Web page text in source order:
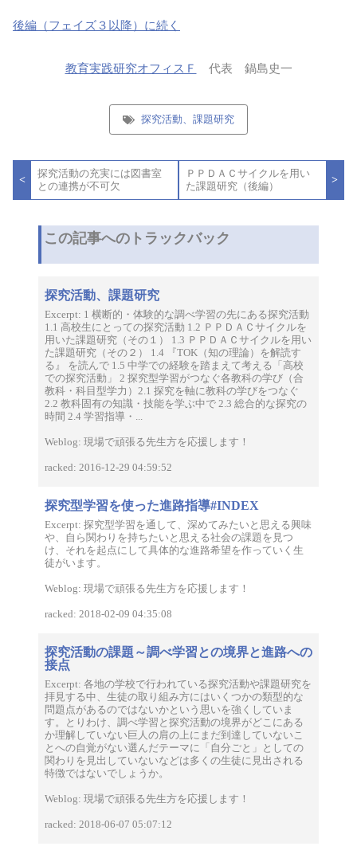
後編（フェイズ３以降）に続く
教育実践研究オフィスＦ 代表 鍋島史一
探究活動、課題研究
稿
ビ
<
探究活動の充実には図書室
との連携が不可欠
ＰＰＤＡＣサイクルを用い
た課題研究（後編）
>
この記事へのトラックバック
探究活動、課題研究
Excerpt: 1 横断的・体験的な調べ学習の先にある探究活動
1.1 高校生にとっての探究活動 1.2 ＰＰＤＡＣサイクルを
用いた課題研究（その１） 1.3 ＰＰＤＡＣサイクルを用い
た課題研究（その２） 1.4 『TOK（知の理論）を解読す
る』 を読んで 1.5 中学での経験を踏まえて考える「高校
での探究活動」 2 探究型学習がつなぐ各教科の学び（合
教科・科目型学力）2.1 探究を軸に教科の学びをつなぐ
2.2 教科固有の知識・技能を学ぶ中で 2.3 総合的な探究の
時間 2.4 学習指導・...
Weblog: 現場で頑張る先生方を応援します！
racked: 2016-12-29 04:59:52
探究型学習を使った進路指導#INDEX
Excerpt: 探究型学習を通して、深めてみたいと思える興味
や、自ら関わりを持ちたいと思える社会の課題を見つ
け、それを起点にして具体的な進路希望を作っていく生
徒がいます。
Weblog: 現場で頑張る先生方を応援します！
racked: 2018-02-09 04:35:08
探究活動の課題～調べ学習との境界と進路への
接点
Excerpt: 各地の学校で行われている探究活動や課題研究を
拝見する中、生徒の取り組み方にはいくつかの類型的な
問題点があるのではないかという思いを強くしていま
す。とりわけ、調べ学習と探究活動の境界がどこにある
か理解していない巨人の肩の上にまだ到達していないこ
とへの自覚がない選んだテーマに「自分ごと」としての
関わりを見出していないなどは多くの生徒に見出される
特徴ではないでしょうか。
Weblog: 現場で頑張る先生方を応援します！
racked: 2018-06-07 05:07:12